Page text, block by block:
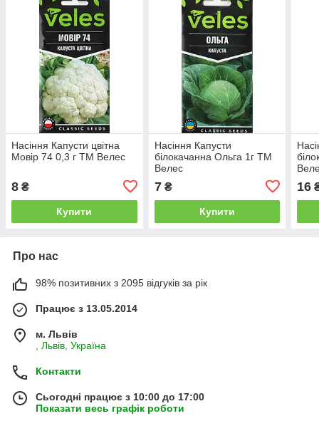
Насіння Капусти цвітна
Мовір 74 0,3 г ТМ Велес
8 ₴
Купити
Насіння Капусти
білокачанна Ольга 1г ТМ
Велес
7₴
Купити
16
Про нас
98% позитивних з 2095 відгуків за рік
Працює з 13.05.2014
м. Львів
, Львів, Україна
Контакти
Сьогодні працює з 10:00 до 17:00
Показати весь графік роботи